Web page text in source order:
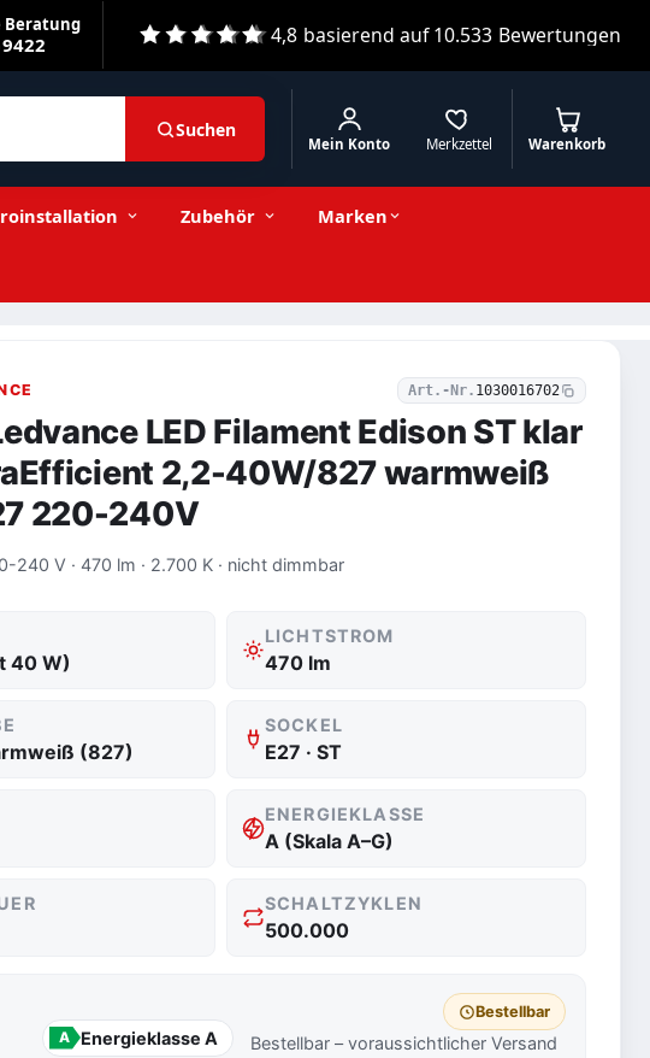
Beratung 4,8 basierend auf10.533 Bewertungen
Suchen
Merkzettel
Mein Konto Warenkorb
Zubehör Marken
Art.-Nr. 1030016702
LED Filament Edison ST klar
2,2-40W/827 warmweiß
220-240V
240 V · 470 lm · 2.700 K · nicht dimmbar
40 W)
LICHTSTROM
470 lm
(827)
SOCKEL
E27 · ST
ENERGIEKLASSE
A (Skala A–G)
SCHALTZYKLEN
500.000
A Energieklasse A
Bestellbar
Bestellbar – voraussichtlicher Versand
−
Stückzahl + In den Warenkorb